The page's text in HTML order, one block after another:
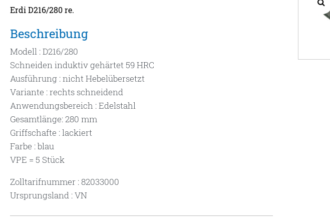
Erdi D216/280 re.
Beschreibung
Modell : D216/280
Schneiden induktiv gehärtet 59 HRC
Ausführung : nicht Hebelübersetzt
Variante : rechts schneidend
Anwendungsbereich : Edelstahl
Gesamtlänge: 280 mm
Griffschafte : lackiert
Farbe : blau
VPE = 5 Stück
Zolltarifnummer : 82033000
Ursprungsland : VN